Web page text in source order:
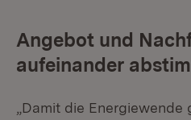
Angebot und
aufeinander
„Damit die